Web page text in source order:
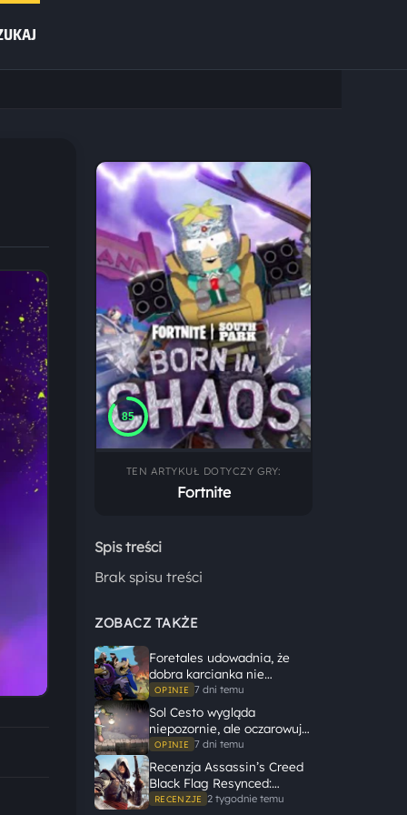
85
TEN ARTYKUŁ DOTYCZY GRY:
Fortnite
Spis treści
Brak spisu treści
ZOBACZ TAKŻE
Foretales udowadnia, że
dobra karcianka nie
potrzebuje wielkiego
świata, żeby opowiedzieć
dużą historię
OPINIE 7 dni temu
Sol Cesto wygląda
niepozornie, ale oczarowuje
gameplayem
OPINIE 7 dni temu
Recenzja Assassin’s Creed
Black Flag Resynced:
Ubisoft tego nie zepsuł
RECENZJE 2 tygodnie temu